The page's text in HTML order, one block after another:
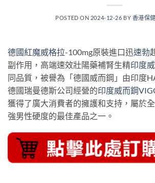
POSTED ON 2024-12-26 BY 香港保
德國紅魔威格拉-100mg原裝進口迅速勃
副作用，高端速效壯陽藥補腎生精印度
同品質，被譽為「德國威而鋼」由印度
德國瑞曼德斯公司經營的印度威而鋼
獲得了廣大消費者的擁護和支持，屬於
強男性硬度的最佳產品之一。